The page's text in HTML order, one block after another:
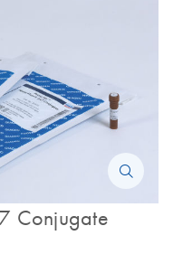
Conjugate